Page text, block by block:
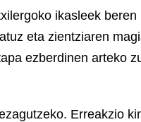
ikasleek beren
eta zientziaren
ezberdinen arteko
Erreakzio